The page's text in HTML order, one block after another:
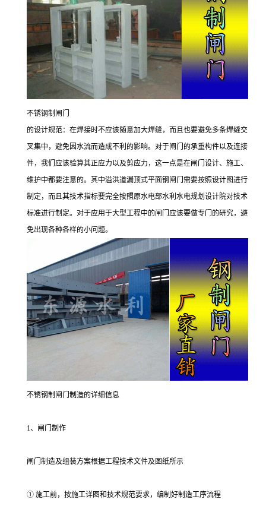
不锈钢制闸门
的设计规范：在焊接时不应该随意加大焊缝，而且也要避免多条焊缝交
叉集中，避免因水流而造成不利的影响。对于闸门的承重构件以及连接
件，我们应该验算其正应力以及剪应力，这一点是在闸门设计、施工、
维护中都要注意的。其中溢洪道漏顶式平面钢闸门需要按照设计图进行
制定，而且其技术指标要完全按照原水电部水利水电规划设计院对技术
标准进行制定。对于应用于大型工程中的闸门应该要做专门的研究，避
免出现各种各样的小问题。
不锈钢制闸门制造的详细信息
1、闸门制作
闸门制造及组装方案根据工程技术文件及图纸所示
① 施工前，按施工详图和技术规范要求，编制好制造工序流程